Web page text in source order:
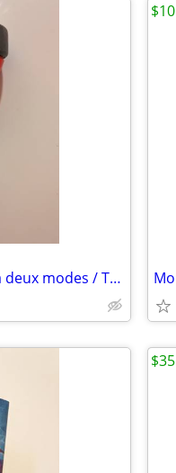
Lampe de poche Energizer à deux modes / Two-Mode Energizer Flashlight
$10
$35